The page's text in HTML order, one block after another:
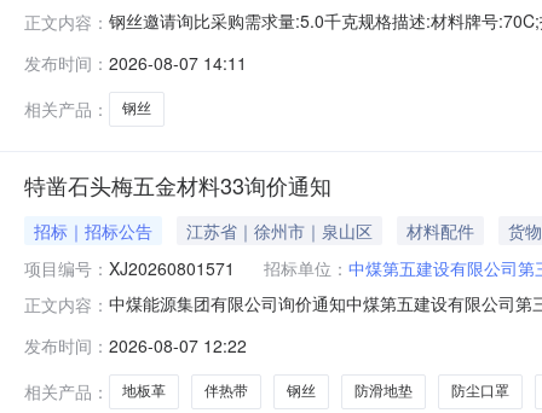
正文内容： 钢丝邀请询比采购需求量:5.0千克规格描述:材料牌号
发布时间： 2026-08-07 14:11
相关产品：
钢丝
特凿石头梅五金材料33询价通知
招标｜招标公告 江苏省｜徐州市｜泉山区 材料配件
货物
项目编号： XJ20260801571 招标单位： 中煤第五建设有限公司第
正文内容： 中煤能源集团有限公司询价通知中煤第五建设有限公司
中煤供应链系统（http://ego.chinacoal.com）后，进行
发布时间： 2026-08-07 12:22
相关产品：
地板革 伴热带 钢丝 防滑地垫 防尘口罩